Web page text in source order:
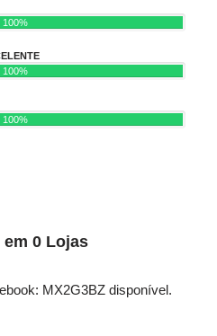
100%
100%
100%
0 Lojas
MX2G3BZ disponível.